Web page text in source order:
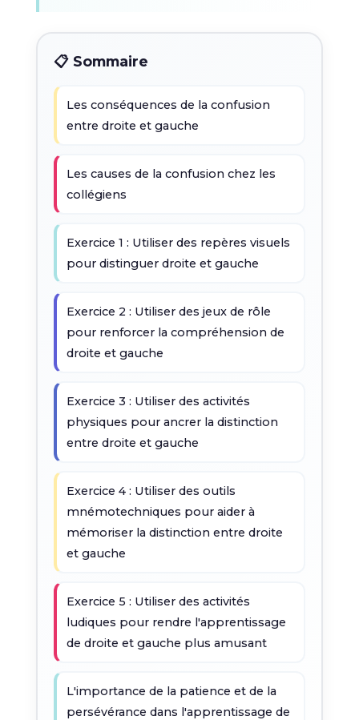
📋 Sommaire
Les conséquences de la confusion
entre droite et gauche
Les causes de la confusion chez les
collégiens
Exercice 1 : Utiliser des repères visuels
pour distinguer droite et gauche
Exercice 2 : Utiliser des jeux de rôle
pour renforcer la compréhension de
droite et gauche
Exercice 3 : Utiliser des activités
physiques pour ancrer la distinction
entre droite et gauche
Exercice 4 : Utiliser des outils
mnémotechniques pour aider à
mémoriser la distinction entre droite
et gauche
Exercice 5 : Utiliser des activités
ludiques pour rendre l'apprentissage
de droite et gauche plus amusant
L'importance de la patience et de la
persévérance dans l'apprentissage de